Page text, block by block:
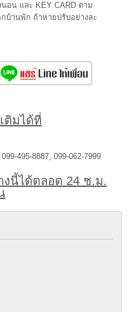
อน และ KEY CARD ตาม
านพัก ถ้าหายปรับอย่างละ
ติมได้ที่
495-8887, 099-062-7999
นี้ได้ตลอด 24 ช.ม.